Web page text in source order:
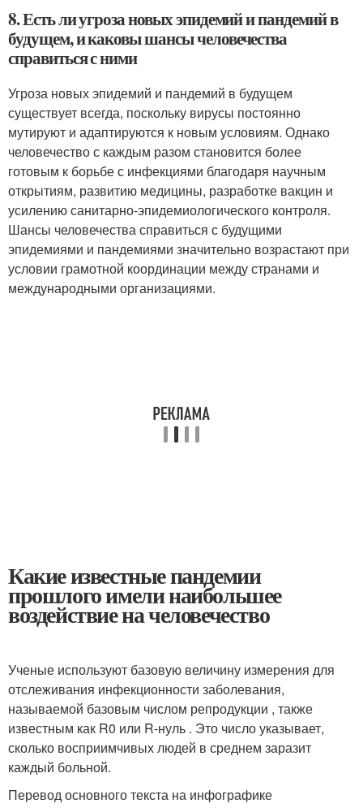
8. Есть ли угроза новых эпидемий и пандемий в
будущем, и каковы шансы человечества
справиться с ними
Угроза новых эпидемий и пандемий в будущем
существует всегда, поскольку вирусы постоянно
мутируют и адаптируются к новым условиям. Однако
человечество с каждым разом становится более
готовым к борьбе с инфекциями благодаря научным
открытиям, развитию медицины, разработке вакцин и
усилению санитарно-эпидемиологического контроля.
Шансы человечества справиться с будущими
эпидемиями и пандемиями значительно возрастают при
условии грамотной координации между странами и
международными организациями.
Какие известные пандемии
прошлого имели наибольшее
воздействие на человечество
Ученые используют базовую величину измерения для
отслеживания инфекционности заболевания,
называемой базовым числом репродукции , также
известным как R0 или R-нуль . Это число указывает,
сколько восприимчивых людей в среднем заразит
каждый больной.
Перевод основного текста на инфографике